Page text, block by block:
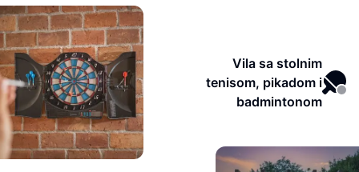
Vila sa stolnim
tenisom, pikadom i
badmintonom